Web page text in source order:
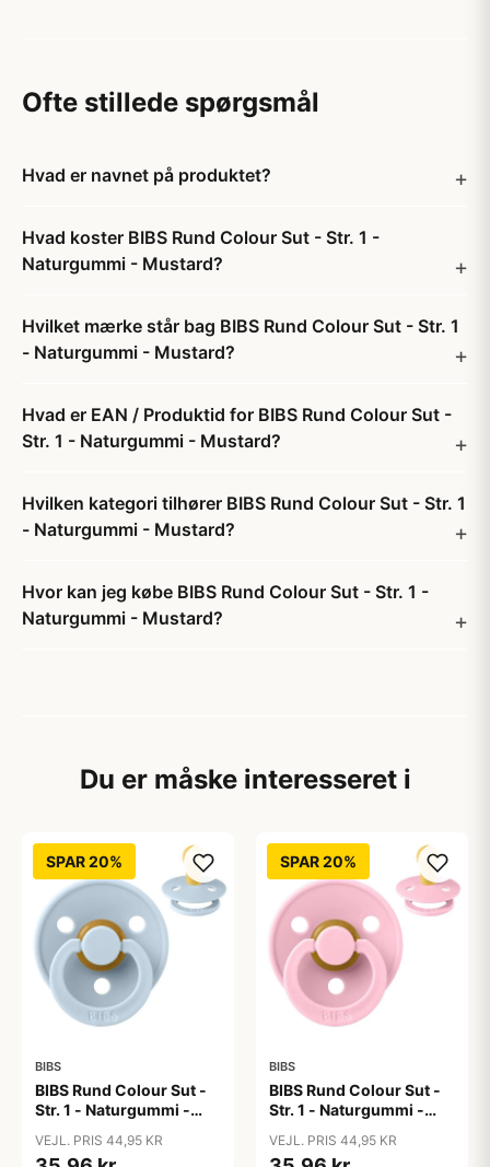
Ofte stillede spørgsmål
Hvad er navnet på produktet?
Hvad koster BIBS Rund Colour Sut - Str. 1 -
Naturgummi - Mustard?
Hvilket mærke står bag BIBS Rund Colour Sut - Str. 1
- Naturgummi - Mustard?
Hvad er EAN / Produktid for BIBS Rund Colour Sut -
Str. 1 - Naturgummi - Mustard?
Hvilken kategori tilhører BIBS Rund Colour Sut - Str. 1
- Naturgummi - Mustard?
Hvor kan jeg købe BIBS Rund Colour Sut - Str. 1 -
Naturgummi - Mustard?
Du er måske interesseret i
SPAR 20%
BIBS
BIBS Rund Colour Sut -
Str. 1 - Naturgummi -
VEJL. PRIS 44,95 KR
SPAR 20%
BIBS
BIBS Rund Colour Sut -
Str. 1 - Naturgummi -
VEJL. PRIS 44,95 KR